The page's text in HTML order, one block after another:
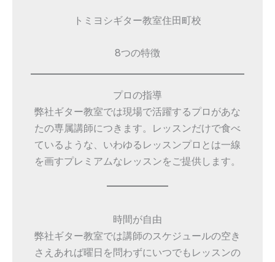
トミヨシギター教室住田町校
8つの特徴
プロの指導
弊社ギター教室では現場で活躍するプロがあな
たの専属講師につきます。レッスンだけで食べ
ているような、いわゆるレッスンプロとは一線
を画すプレミアムなレッスンをご提供します。
時間が自由
弊社ギター教室では講師のスケジュールの空き
さえあれば曜日を問わずにいつでもレッスンの